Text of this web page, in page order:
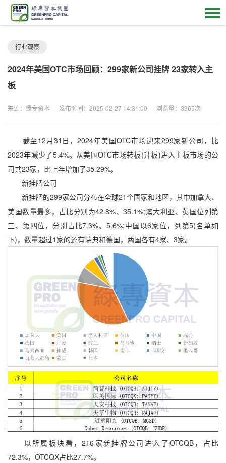
行业观察
2024年美国OTC市场回顾：299家新公司挂牌 23家转入主
板
来源：绿专资本 发布时间：2025-02-27 14:31:00 浏览量：3365次
截至12月31日，2024年美国OTC市场迎来299家新公司，比
2023年减少了5.4%。从美国OTC市场转板(升板)进入主板市场的公
司共23家，比上年增加了35.29%。
新挂牌公司
新挂牌的299家公司分布在全球21个国家和地区，其中加拿大、
美国数量最多，占比分别为42.8%、35.1%;澳大利亚、英国位列第
三、第四位，分别占比7.3%、5.6%;中国以6家位，列第5(名单如
下)，数量超过1家的还有瑞典和德国，两国各有4家、3家。
以所属板块看，216家新挂牌公司进入了OTCQB，占比
72.3%，OTCQX占比27.7%。